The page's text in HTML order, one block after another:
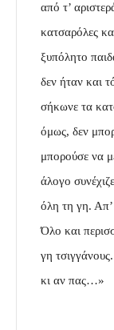
από τ’
κατσαρόλες
ξυπόλητο
δεν ήταν και
σήκωνε τα
όμως, δεν
μπορούσε να
άλογο
όλη τη γη. Απ’
Όλο και
γη
κι αν πας…»